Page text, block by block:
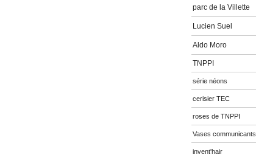
parc de la Villette
Lucien Suel
Aldo Moro
TNPPI
série néons
cerisier TEC
roses de TNPPI
Vases communicants
invent'hair